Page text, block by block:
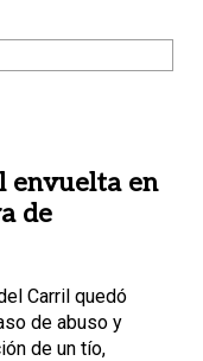
envuelta en
de
Carril quedó
de abuso y
de un tío,